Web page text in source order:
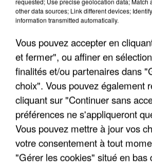
APRÈS TOUTES CES
DE FAUNE SAUVAGE SONT...
other data sources; Link different devices;
information transmitted automatically.
Vous pouvez accepter en
et fermer", ou affiner en
finalités et/ou partenaires dans
choix". Vous pouvez également
cliquant sur "Continuer sans
préférences ne s'appliqueront
Vous pouvez mettre à jour vos
votre consentement à tout
"Gérer les cookies" situé en bas